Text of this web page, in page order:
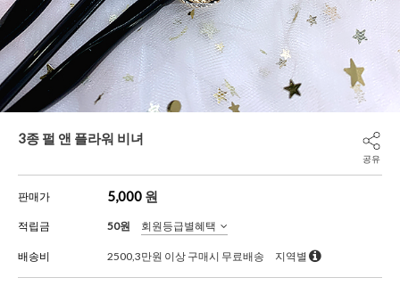
3종 펄 앤 플라워 비녀
공유
판매가 5,000 원
적립금 50원 회원등급별혜택
배송비 2500,3만원 이상 구매시 무료배송 지역별